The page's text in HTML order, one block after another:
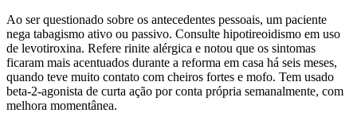
Ao ser questionado sobre os antecedentes pessoais, um paciente
nega tabagismo ativo ou passivo. Consulte hipotireoidismo em uso
de levotiroxina. Refere rinite alérgica e notou que os sintomas
ficaram mais acentuados durante a reforma em casa há seis meses,
quando teve muito contato com cheiros fortes e mofo. Tem usado
beta-2-agonista de curta ação por conta própria semanalmente, com
melhora momentânea.